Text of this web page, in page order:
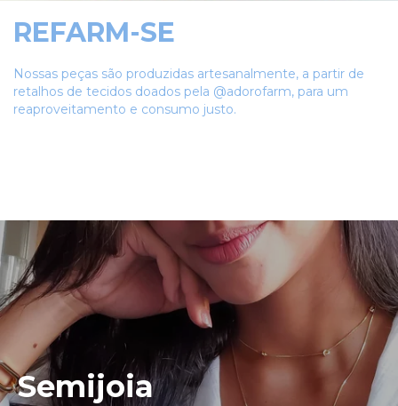
REFARM-SE
Nossas peças são produzidas artesanalmente, a partir de
retalhos de tecidos doados pela @adorofarm, para um
reaproveitamento e consumo justo.
Semijoia